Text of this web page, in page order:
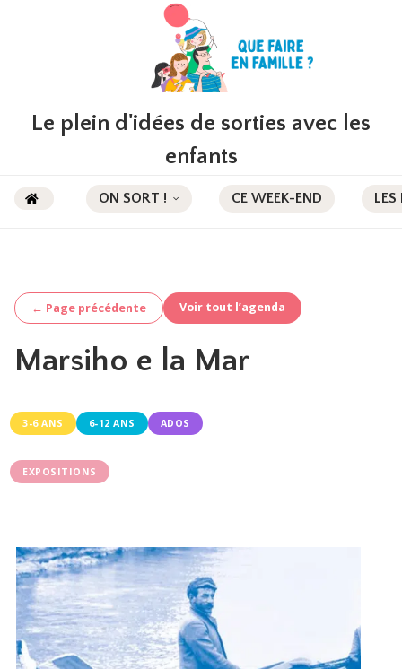
Le plein d'idées de sorties avec les
enfants
ON SORT ! CE WEEK-END LES
← Page précédente Voir tout l’agenda
Marsiho e la Mar
3-6 ANS 6-12 ANS ADOS
EXPOSITIONS